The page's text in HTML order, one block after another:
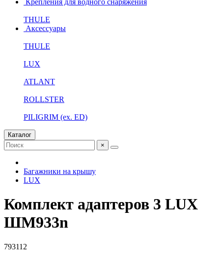
Крепления для водного снаряжения
THULE
Аксессуары
THULE
LUX
ATLANT
ROLLSTER
PILIGRIM (ex. ED)
Каталог
×
Багажники на крышу
LUX
Комплект адаптеров 3 LUX
ШМ933n
793112